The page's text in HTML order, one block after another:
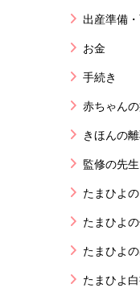
出産準備
お金
手続き
赤ちゃん
きほんの
監修の先生
たまひよ
たまひよ
たまひよ
たまひよ